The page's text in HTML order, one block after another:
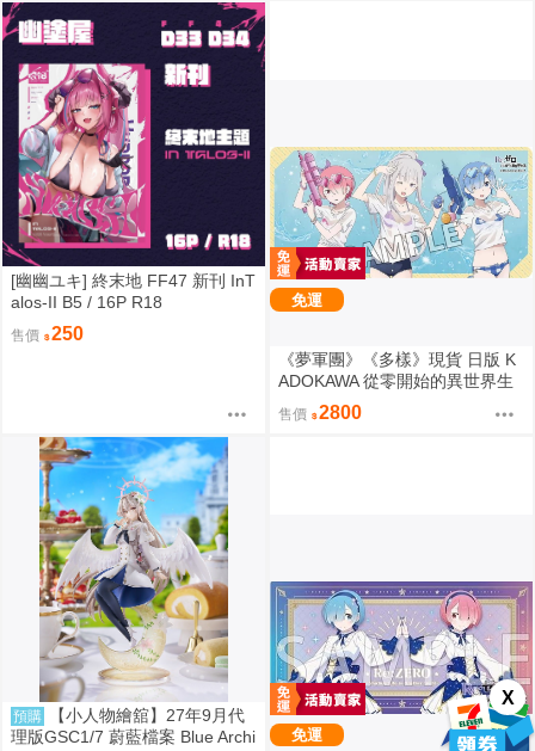
X
[幽幽ユキ] 終末地 FF47 新刊 InT
alos-II B5 / 16P R18
售價 250
免運
《夢軍團》《多樣》現貨 日版 K
ADOKAWA 從零開始的異世界生
活 動漫桌墊 卡墊 全員 泳裝ver.
售價 2800
預購
【小人物繪舘】27年9月代
理版GSC1/7 蔚藍檔案 Blue Archi
免運